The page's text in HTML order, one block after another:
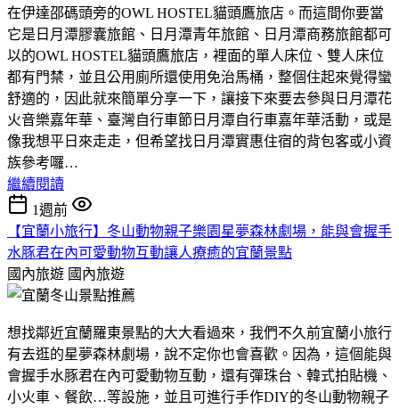
在伊達邵碼頭旁的OWL HOSTEL貓頭鷹旅店。而這間你要當
它是日月潭膠囊旅館、日月潭青年旅館、日月潭商務旅館都可
以的OWL HOSTEL貓頭鷹旅店，裡面的單人床位、雙人床位
都有門禁，並且公用廁所還使用免治馬桶，整個住起來覺得蠻
舒適的，因此就來簡單分享一下，讓接下來要去參與日月潭花
火音樂嘉年華、臺灣自行車節日月潭自行車嘉年華活動，或是
像我想平日來走走，但希望找日月潭實惠住宿的背包客或小資
族參考囉…
繼續閱讀
1週前
【宜蘭小旅行】冬山動物親子樂園星夢森林劇場，能與會握手
水豚君在內可愛動物互動讓人療癒的宜蘭景點
國內旅遊 國內旅遊
想找鄰近宜蘭羅東景點的大大看過來，我們不久前宜蘭小旅行
有去逛的星夢森林劇場，說不定你也會喜歡。因為，這個能與
會握手水豚君在內可愛動物互動，還有彈珠台、韓式拍貼機、
小火車、餐飲…等設施，並且可進行手作DIY的冬山動物親子